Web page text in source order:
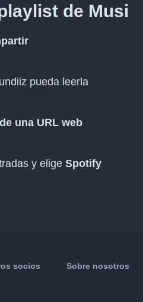
de Musi
pueda leerla
una URL web
y elige Spotify
socios Sobre nosotros